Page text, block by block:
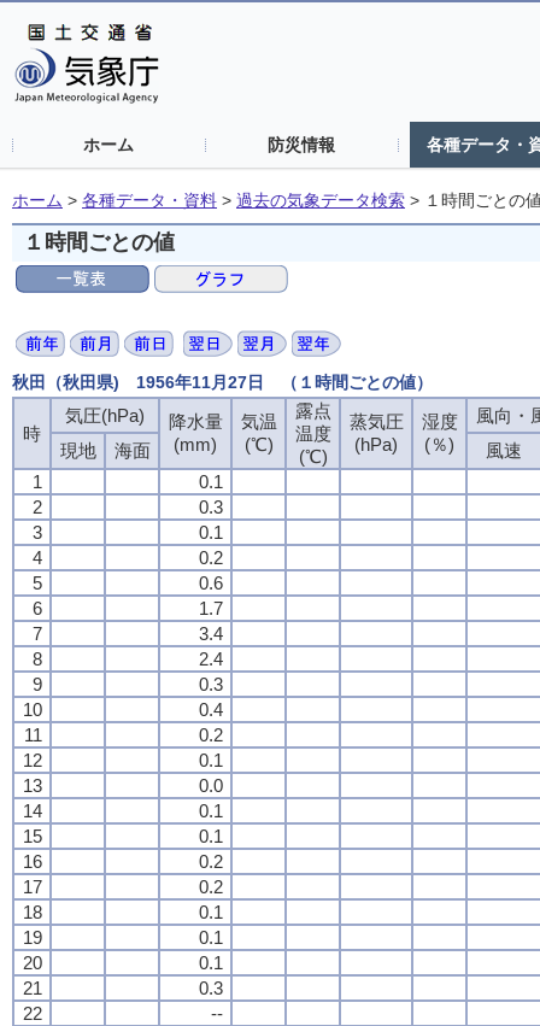
ホーム 防災情報 各種データ・
ホーム > 各種データ・資料 > 過去の気象データ検索 > １時間ごとの
１時間ごとの値
秋田（秋田県) 1956年11月27日 （１時間ごとの値）
時
気圧(hPa)
降水量
(mm)
気温
(℃)
露点
温度
(℃)
蒸気圧
(hPa)
湿度
(％)
風向・
現地
海面
風速
1
0.1
2
0.3
3
0.1
4
0.2
5
0.6
6
1.7
7
3.4
8
2.4
9
0.3
10
0.4
11
0.2
12
0.1
13
0.0
14
0.1
15
0.1
16
0.2
17
0.2
18
0.1
19
0.1
20
0.1
21
0.3
22
--